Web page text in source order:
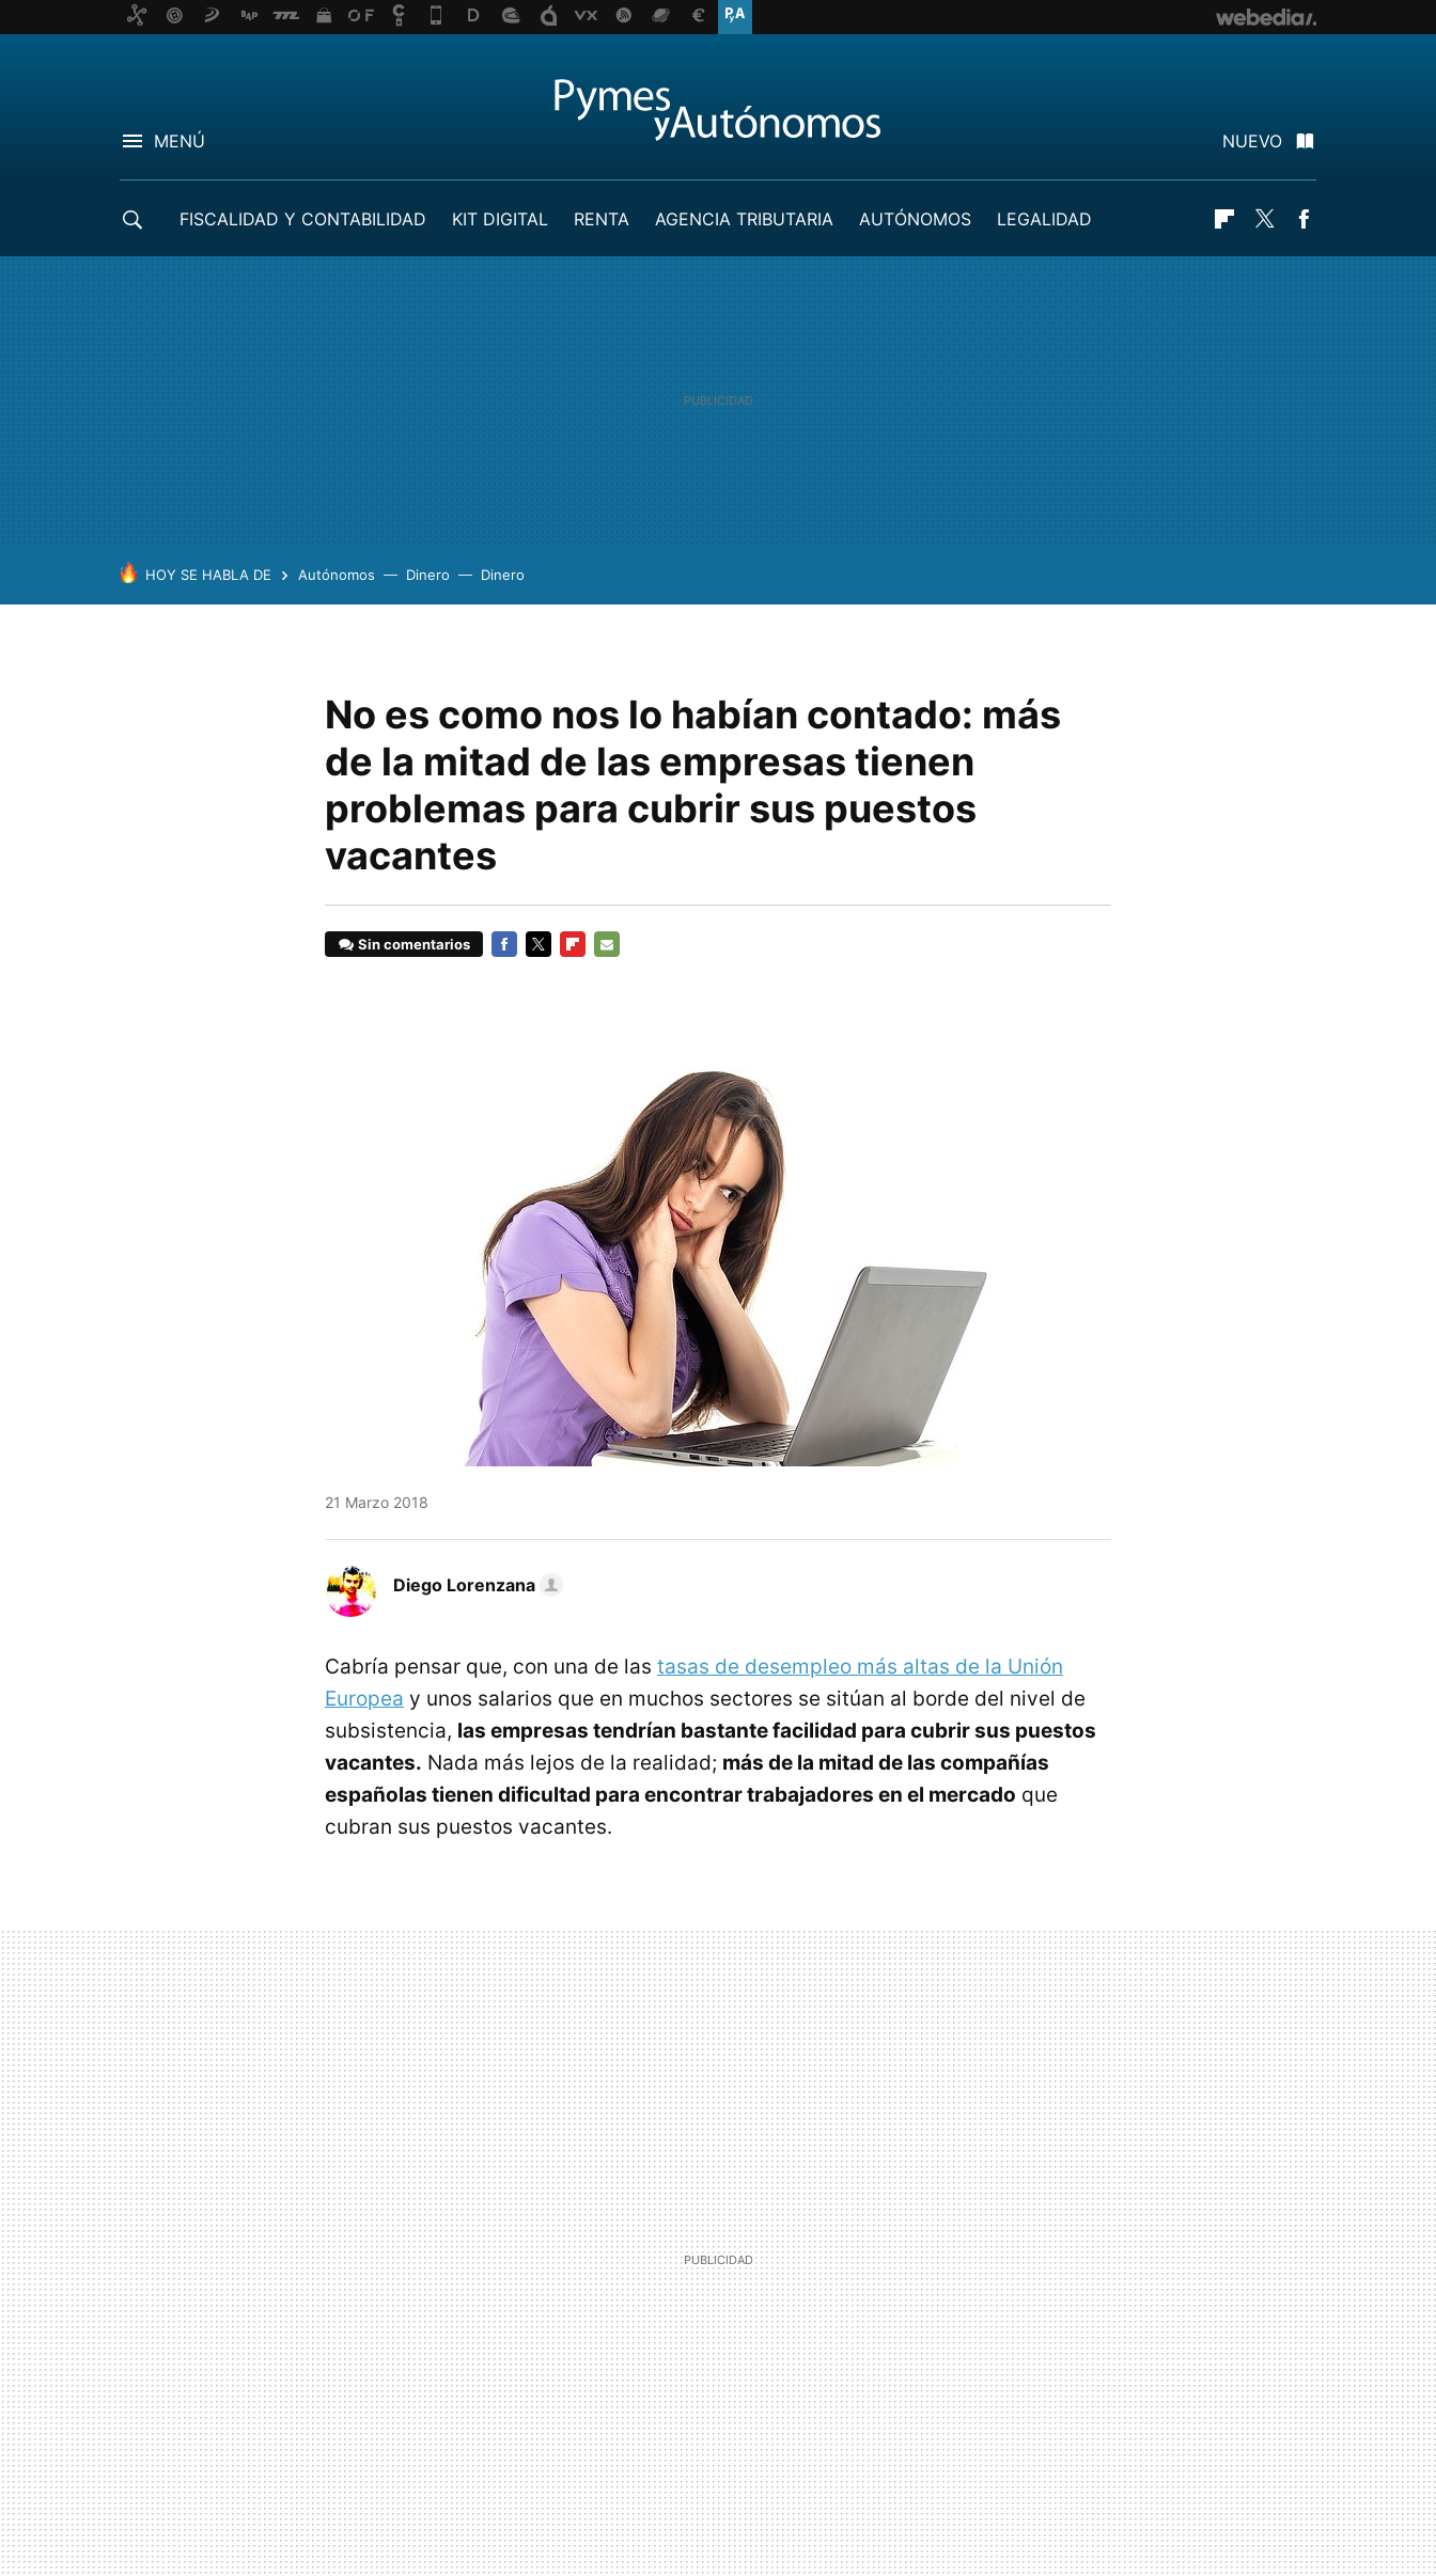
MENÚ NUEVO
FISCALIDAD Y CONTABILIDAD KIT DIGITAL RENTA AGENCIA TRIBUTARIA AUTÓNOMOS
LEGALIDAD
Flipboard
Twitter
HOY SE HABLA DE Autónomos Dinero Dinero
No es como nos lo habían contado: más
de la mitad de las empresas tienen
problemas para cubrir sus puestos
vacantes
Sin comentarios
21 Marzo 2018
Diego Lorenzana
Cabría pensar que, con una de las tasas de desempleo más altas de la Unión
Europea y unos salarios que en muchos sectores se sitúan al borde del nivel de
subsistencia, las empresas tendrían bastante facilidad para cubrir sus puestos
vacantes. Nada más lejos de la realidad; más de la mitad de las compañías
españolas tienen dificultad para encontrar trabajadores en el mercado que
cubran sus puestos vacantes.